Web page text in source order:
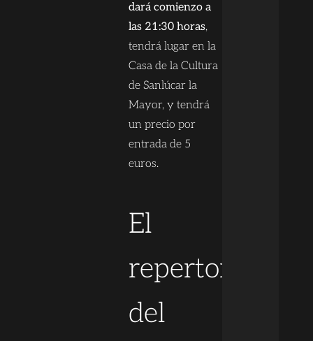
dará comienzo a
las 21:30 horas,
tendrá lugar en la
Casa de la Cultura
de Sanlúcar la
Mayor, y tendrá
un precio por
entrada de 5
euros.
El
repertorio
del